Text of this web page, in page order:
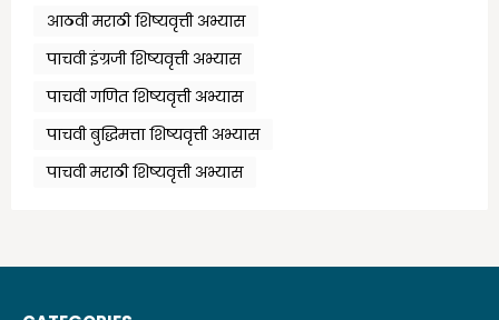
आठवी मराठी शिष्यवृत्ती अभ्यास
पाचवी इंग्रजी शिष्यवृत्ती अभ्यास
पाचवी गणित शिष्यवृत्ती अभ्यास
पाचवी बुद्धिमत्ता शिष्यवृत्ती अभ्यास
पाचवी मराठी शिष्यवृत्ती अभ्यास